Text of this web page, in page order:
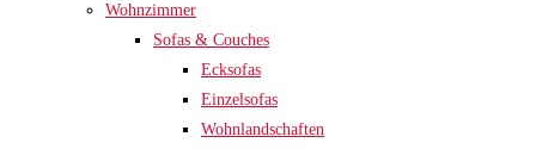
Wohnzimmer
Sofas & Couches
Ecksofas
Einzelsofas
Wohnlandschaften